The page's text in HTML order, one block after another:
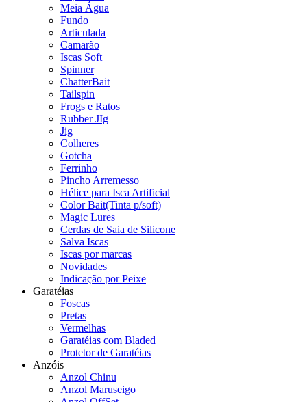
Meia Água
Fundo
Articulada
Camarão
Iscas Soft
Spinner
ChatterBait
Tailspin
Frogs e Ratos
Rubber JIg
Jig
Colheres
Gotcha
Ferrinho
Pincho Arremesso
Hélice para Isca Artificial
Color Bait(Tinta p/soft)
Magic Lures
Cerdas de Saia de Silicone
Salva Iscas
Iscas por marcas
Novidades
Indicação por Peixe
Garatéias
Foscas
Pretas
Vermelhas
Garatéias com Bladed
Protetor de Garatéias
Anzóis
Anzol Chinu
Anzol Maruseigo